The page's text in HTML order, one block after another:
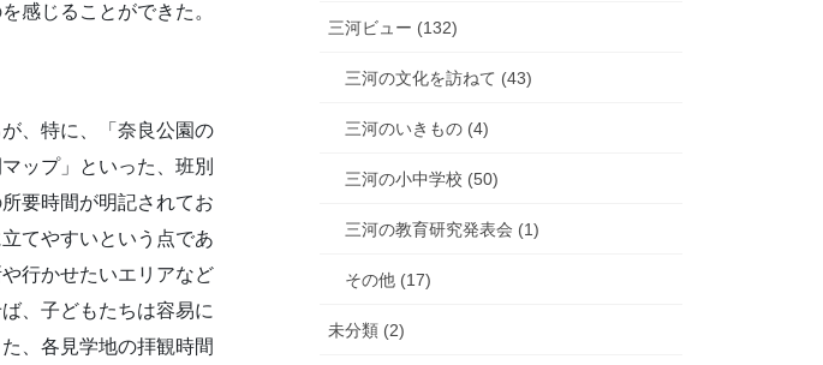
感じることができた。
、特に、「奈良公園の
ップ」といった、班別
要時間が明記されてお
てやすいという点であ
行かせたいエリアなど
、子どもたちは容易に
、各見学地の拝観時間
三河ビュー (132)
三河の文化を訪ねて (43)
三河のいきもの (4)
三河の小中学校 (50)
三河の教育研究発表会 (1)
その他 (17)
未分類 (2)